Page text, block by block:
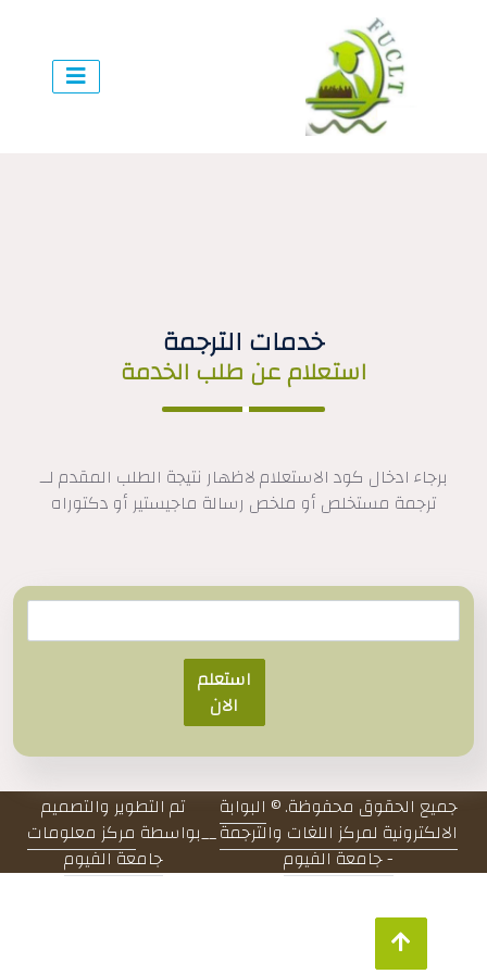
خدمات الترجمة
استعلام عن طلب الخدمة
برجاء ادخال كود الاستعلام لاظهار نتيجة الطلب المقدم لــ
ترجمة مستخلص أو ملخص رسالة ماجيستير أو دكتوراه
استعلم
الان
جميع الحقوق محفوظة. ©البوابة
الالكترونية لمركز اللغات والترجمة
- جامعة الفيوم
__
تم التطوير والتصميم
بواسطةمركز معلومات
جامعة الفيوم